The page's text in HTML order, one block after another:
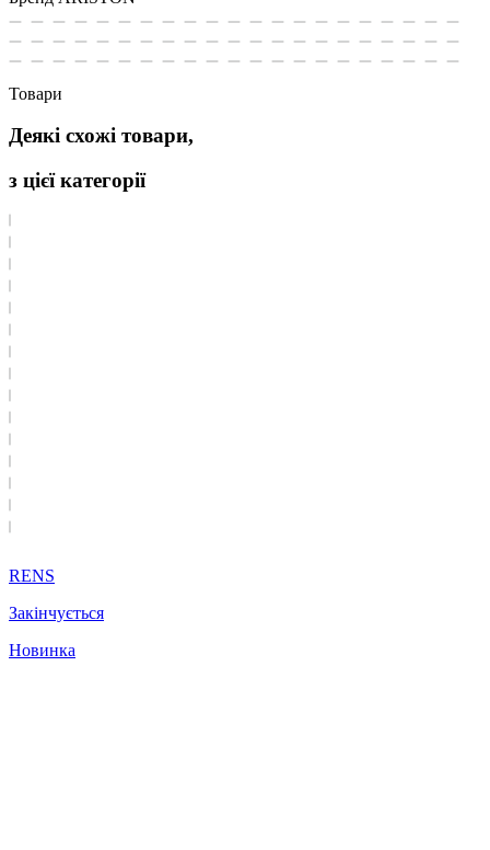
Товари
Деякі схожі товари,
з цієї категорії
RENS
Закінчується
Новинка